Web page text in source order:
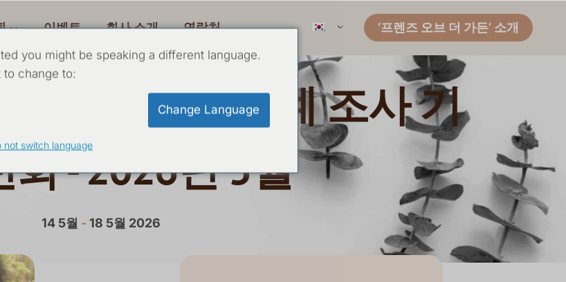
이벤트 회사 소개 연락처 ‘프렌즈 오브 더 가든’ 소개
께하는 인과관계 조사 기
- 2026년 5월
14 5월 - 18 5월 2026
you might be speaking a different language.
to change to:
Change Language
not switch language